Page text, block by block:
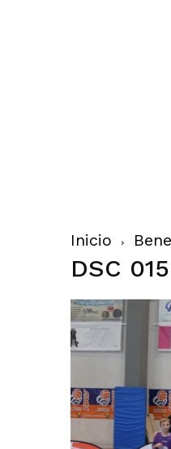
Inicio
DSC